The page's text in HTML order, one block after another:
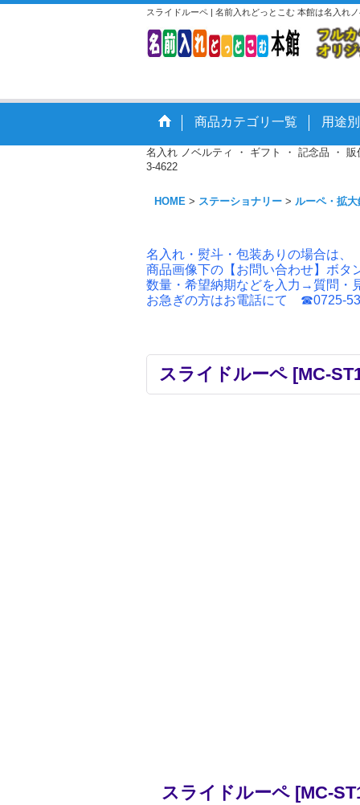
スライドルーペ | 名前入れどっとこむ 本館は名入れ
商品カテゴリ一覧 用途
名入れ ノベルティ ・ ギフト ・ 記念品 ・
3-4622
HOME > ステーショナリー > ルーペ・拡大
名入れ・熨斗・包装ありの場合は、
商品画像下の【お問い合わせ】ボタ
数量・希望納期などを入力→質問・
お急ぎの方はお電話にて ☎0725-
スライドルーペ [MC-
スライドルーペ [MC-